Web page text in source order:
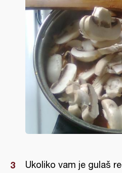
Ukoliko vam je gulaš